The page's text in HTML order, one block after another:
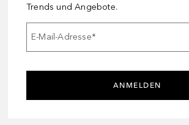
Trends und Angebote.
E-Mail-Adresse*
ANMELDEN